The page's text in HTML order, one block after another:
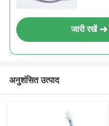
जारी रखें
अनुशंसित उत्पाद